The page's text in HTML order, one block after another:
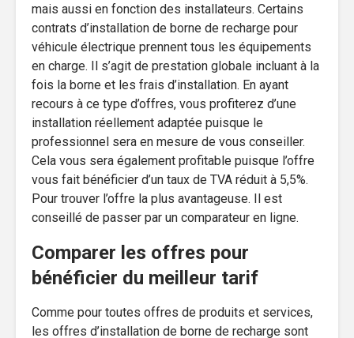
mais aussi en fonction des installateurs. Certains
contrats d’installation de borne de recharge pour
véhicule électrique prennent tous les équipements
en charge. Il s’agit de prestation globale incluant à la
fois la borne et les frais d’installation. En ayant
recours à ce type d’offres, vous profiterez d’une
installation réellement adaptée puisque le
professionnel sera en mesure de vous conseiller.
Cela vous sera également profitable puisque l’offre
vous fait bénéficier d’un taux de TVA réduit à 5,5%.
Pour trouver l’offre la plus avantageuse. Il est
conseillé de passer par un comparateur en ligne.
Comparer les offres pour
bénéficier du meilleur tarif
Comme pour toutes offres de produits et services,
les offres d’installation de borne de recharge sont